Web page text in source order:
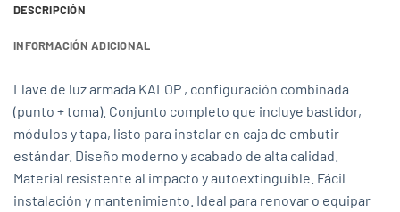
DESCRIPCIÓN
INFORMACIÓN ADICIONAL
Llave de luz armada KALOP , configuración combinada
(punto + toma). Conjunto completo que incluye bastidor,
módulos y tapa, listo para instalar en caja de embutir
estándar. Diseño moderno y acabado de alta calidad.
Material resistente al impacto y autoextinguible. Fácil
instalación y mantenimiento. Ideal para renovar o equipar